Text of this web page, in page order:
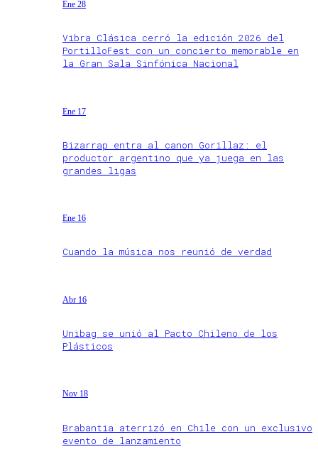
Ene 28
Vibra Clásica cerró la edición 2026 del
PortilloFest con un concierto memorable en
la Gran Sala Sinfónica Nacional
Ene 17
Bizarrap entra al canon Gorillaz: el
productor argentino que ya juega en las
grandes ligas
Ene 16
Cuando la música nos reunió de verdad
Abr 16
Unibag se unió al Pacto Chileno de los
Plásticos
Nov 18
Brabantia aterrizó en Chile con un exclusivo
evento de lanzamiento